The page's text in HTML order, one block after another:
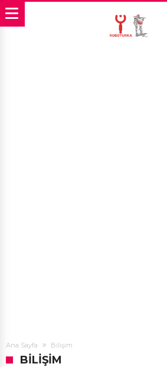
Ana Sayfa Bilişim
BILIŞIM